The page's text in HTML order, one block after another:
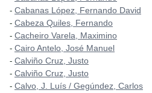
- Cabanas López, Fernando David
- Cabeza Quiles, Fernando
- Cacheiro Varela, Maximino
- Cairo Antelo, José Manuel
- Calviño Cruz, Justo
- Calviño Cruz, Justo
- Calvo, J. Luís / Gegúndez, Carlos